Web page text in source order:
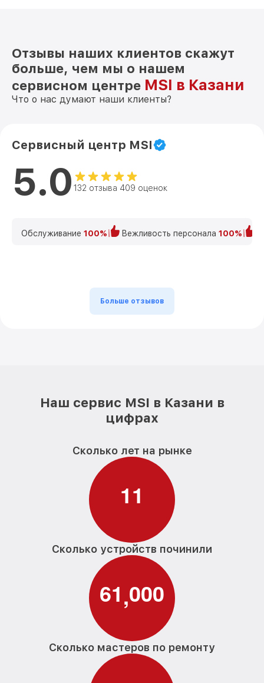
Отзывы наших клиентов скажут
больше, чем мы о нашем
сервисном центре MSI в Казани
Что о нас думают наши клиенты?
Сервисный центр MSI
5.0 132 отзыва 409 оценок
Обслуживание 100% Вежливость персонала 100%
Больше отзывов
Наш сервис MSI в Казани в
цифрах
Сколько лет на рынке
11
Сколько устройств починили
61,000
Сколько мастеров по ремонту